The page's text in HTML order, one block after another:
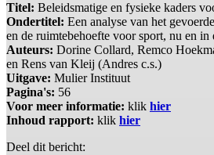
Titel: Beleidsmatige en fysieke kaders
Ondertitel: Een analyse van het
en de ruimtebehoefte voor sport, nu en
Auteurs: Dorine Collard, Remco
en Rens van Kleij (Andres c.s.)
Uitgave: Mulier Instituut
Pagina's: 56
Voor meer informatie: klik hier
Inhoud rapport: klik hier
Deel dit bericht: